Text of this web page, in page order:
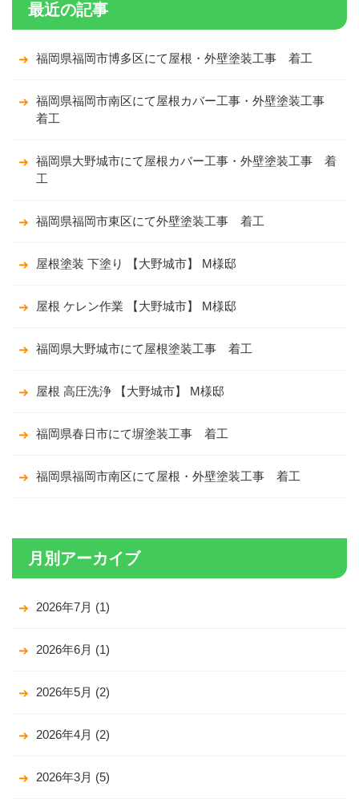
最近の記事
福岡県福岡市博多区にて屋根・外壁塗装工事 着工
福岡県福岡市南区にて屋根カバー工事・外壁塗装工事
着工
福岡県大野城市にて屋根カバー工事・外壁塗装工事 着
工
福岡県福岡市東区にて外壁塗装工事 着工
屋根塗装 下塗り 【大野城市】 M様邸
屋根 ケレン作業 【大野城市】 M様邸
福岡県大野城市にて屋根塗装工事 着工
屋根 高圧洗浄 【大野城市】 M様邸
福岡県春日市にて塀塗装工事 着工
福岡県福岡市南区にて屋根・外壁塗装工事 着工
月別アーカイブ
2026年7月 (1)
2026年6月 (1)
2026年5月 (2)
2026年4月 (2)
2026年3月 (5)